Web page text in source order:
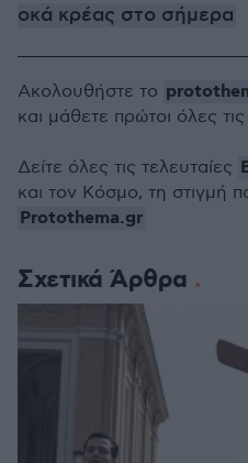
οκά κρέας στο σήμερα
Σχετικά Άρθρα
Ακολουθήστε το
και μάθετε πρώτοι όλες τις
Δείτε όλες τις τελευταίες
και τον Κόσμο, τη στιγμή
Protothema.gr